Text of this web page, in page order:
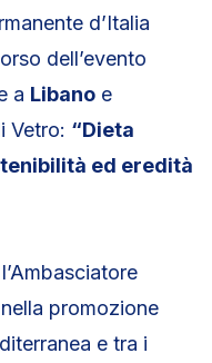
d’Italia
dell’evento
a Libano e
Vetro: “Dieta
ed eredità
promozione
e tra i